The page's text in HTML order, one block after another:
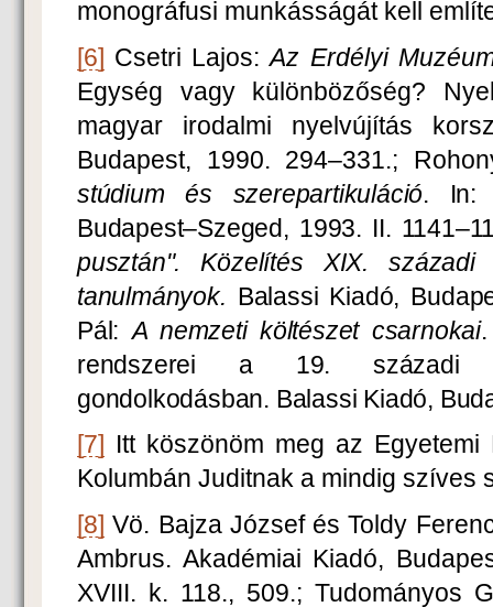
monográfusi munkásságát kell
[6] Csetri Lajos:Az Erdélyi
Egység vagy különbözőség?
magyar irodalmi nyelvújítás
Budapest, 1990. 294–331.;
stúdium és szerepartikuláció. In:
Budapest–Szeged, 1993. II.
pusztán". Közelítés XIX.
tanulmányok. Balassi Kiadó,
Pál:A nemzeti költészet csarnokai.
rendszerei a 19. századi
gondolkodásban. Balassi Kiadó,
[7] Itt köszönöm meg az
Kolumbán Juditnak a mindig szíves
[8] Vö. Bajza József és Toldy
Ambrus. Akadémiai Kiadó,
XVIII. k. 118., 509.; Tudományos